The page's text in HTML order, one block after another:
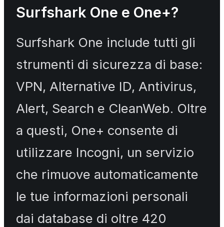
Surfshark One e One+?
Surfshark One include tutti gli
strumenti di sicurezza di base:
VPN, Alternative ID, Antivirus,
Alert, Search e CleanWeb. Oltre
a questi, One+ consente di
utilizzare Incogni, un servizio
che rimuove automaticamente
le tue informazioni personali
dai database di oltre 420